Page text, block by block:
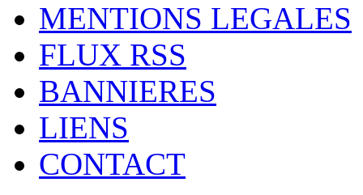
MENTIONS LEGALES
FLUX RSS
BANNIERES
LIENS
CONTACT